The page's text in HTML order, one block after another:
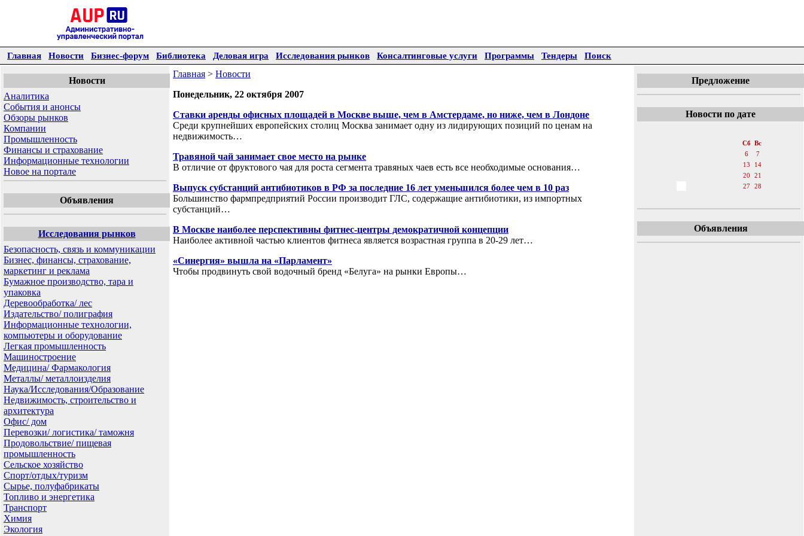
Главная Новости Бизнес-форум Библиотека Деловая игра Исследования рынков Консалтинговые услуги Программы Тендеры Поиск
Новости
Аналитика
События и анонсы
Обзоры рынков
Компании
Промышленность
Финансы и страхование
Информационные технологии
Новое на портале
Объявления
Исследования рынков
Безопасность, связь и коммуникации
Бизнес, финансы, страхование,
маркетинг и реклама
Бумажное производство, тара и
упаковка
Деревообработка/ лес
Издательство/ полиграфия
Информационные технологии,
компьютеры и оборудование
Легкая промышленность
Машиностроение
Медицина/ Фармакология
Металлы/ металлоизделия
Наука/Исследования/Образование
Недвижимость, строительство и
архитектура
Офис/ дом
Перевозки/ логистика/ таможня
Продовольствие/ пищевая
промышленность
Сельское хозяйство
Спорт/отдых/туризм
Сырье, полуфабрикаты
Топливо и энергетика
Транспорт
Химия
Экология
Главная > Новости
Понедельник, 22 октября 2007
Ставки аренды офисных площадей в Москве выше, чем в Амстердаме, но ниже, чем в Лондоне
Среди крупнейших европейских столиц Москва занимает одну из лидирующих позиций по ценам на
недвижимость…
Травяной чай занимает свое место на рынке
В отличие от фруктового чая для роста сегмента травяных чаев есть все необходимые основания…
Выпуск субстанций антибиотиков в РФ за последние 16 лет уменьшился более чем в 10 раз
Большинство фармпредприятий России производит ГЛС, содержащие антибиотики, из импортных
субстанций…
В Москве наиболее перспективны фитнес-центры демократичной концепции
Наиболее активной частью клиентов фитнеса является возрастная группа в 20-29 лет…
«Синергия» вышла на «Парламент»
Чтобы продвинуть свой водочный бренд «Белуга» на рынки Европы…
Предложение
Новости по дате
Сб Вс
6
7
13
14
20
21
27
28
Объявления